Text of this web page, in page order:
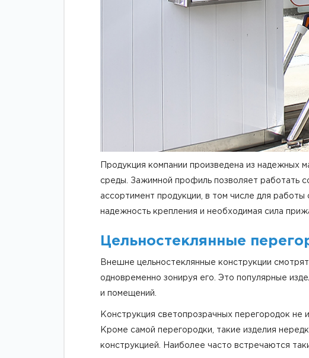
Продукция компании произведена из надежных
среды. Зажимной профиль позволяет работать
ассортимент продукции, в том числе для
надежность крепления и необходимая сила
Цельностеклянные
Внешне цельностеклянные конструкции
одновременно зонируя его. Это популярные
и помещений.
Конструкция светопрозрачных перегородок не
Кроме самой перегородки, такие изделия
конструкцией. Наиболее часто встречаются